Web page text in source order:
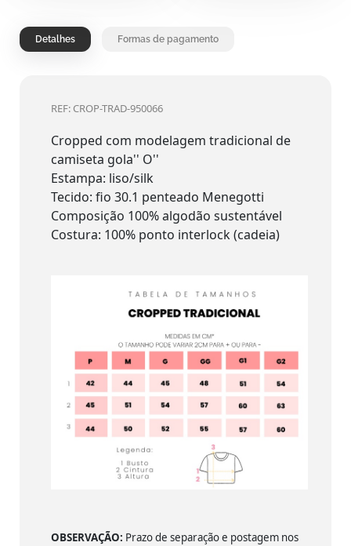
Detalhes Formas de pagamento
REF: CROP-TRAD-950066
Cropped com modelagem tradicional de
camiseta gola'' O''
Estampa: liso/silk
Tecido: fio 30.1 penteado Menegotti
Composição 100% algodão sustentável
Costura: 100% ponto interlock (cadeia)
OBSERVAÇÃO: Prazo de separação e postagem nos